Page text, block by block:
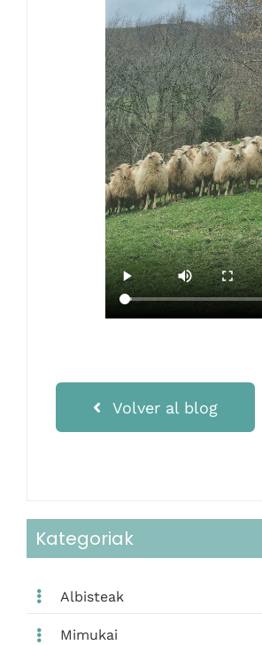
Volver al blog
Kategoriak
Albisteak
Mimukai